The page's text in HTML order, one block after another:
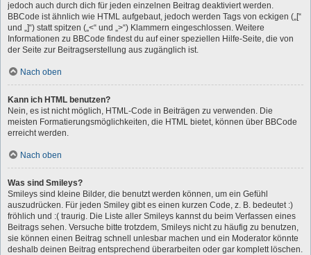
jedoch auch durch dich für jeden einzelnen Beitrag deaktiviert werden.
BBCode ist ähnlich wie HTML aufgebaut, jedoch werden Tags von eckigen („[“
und „]“) statt spitzen („<“ und „>“) Klammern eingeschlossen. Weitere
Informationen zu BBCode findest du auf einer speziellen Hilfe-Seite, die von
der Seite zur Beitragserstellung aus zugänglich ist.
Nach oben
Kann ich HTML benutzen?
Nein, es ist nicht möglich, HTML-Code in Beiträgen zu verwenden. Die
meisten Formatierungsmöglichkeiten, die HTML bietet, können über BBCode
erreicht werden.
Nach oben
Was sind Smileys?
Smileys sind kleine Bilder, die benutzt werden können, um ein Gefühl
auszudrücken. Für jeden Smiley gibt es einen kurzen Code, z. B. bedeutet :)
fröhlich und :( traurig. Die Liste aller Smileys kannst du beim Verfassen eines
Beitrags sehen. Versuche bitte trotzdem, Smileys nicht zu häufig zu benutzen,
sie können einen Beitrag schnell unlesbar machen und ein Moderator könnte
deshalb deinen Beitrag entsprechend überarbeiten oder gar komplett löschen.